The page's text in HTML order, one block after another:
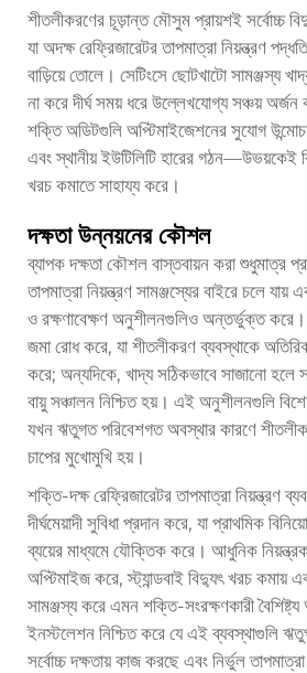
শীতলীকরণের চূড়ান্ত মৌসুম প্রায়শই সর্বোচ্চ
যা অদক্ষ রেফ্রিজারেটর তাপমাত্রা নিয়ন্ত্রণ
বাড়িয়ে তোলে। সেটিংসে ছোটখাটো সামঞ্জস্য
না করে দীর্ঘ সময় ধরে উল্লেখযোগ্য সঞ্চয় অর্জন
শক্তি অডিটগুলি অপ্টিমাইজেশনের সুযোগ
এবং স্থানীয় ইউটিলিটি হারের গঠন—উভয়কেই
খরচ কমাতে সাহায্য করে।
দক্ষতা উন্নয়নের কৌশল
ব্যাপক দক্ষতা কৌশল বাস্তবায়ন করা শুধুমাত্র
তাপমাত্রা নিয়ন্ত্রণ সামঞ্জস্যের বাইরে চলে যায়
ও রক্ষণাবেক্ষণ অনুশীলনগুলিও অন্তর্ভুক্ত করে।
জমা রোধ করে, যা শীতলীকরণ ব্যবস্থাকে
করে; অন্যদিকে, খাদ্য সঠিকভাবে সাজানো হলে
বায়ু সঞ্চালন নিশ্চিত হয়। এই অনুশীলনগুলি
যখন ঋতুগত পরিবেশগত অবস্থার কারণে
চাপের মুখোমুখি হয়।
শক্তি-দক্ষ রেফ্রিজারেটর তাপমাত্রা নিয়ন্ত্রণ
দীর্ঘমেয়াদী সুবিধা প্রদান করে, যা প্রাথমিক
ব্যয়ের মাধ্যমে যৌক্তিক করে। আধুনিক
অপ্টিমাইজ করে, স্ট্যান্ডবাই বিদ্যুৎ খরচ কমায়
সামঞ্জস্য করে এমন শক্তি-সংরক্ষণকারী
ইনস্টলেশন নিশ্চিত করে যে এই ব্যবস্থাগুলি
সর্বোচ্চ দক্ষতায় কাজ করছে এবং নির্ভুল